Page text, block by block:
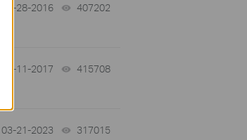
03-28-2016 407202
01-11-2017 415708
03-21-2023 317015